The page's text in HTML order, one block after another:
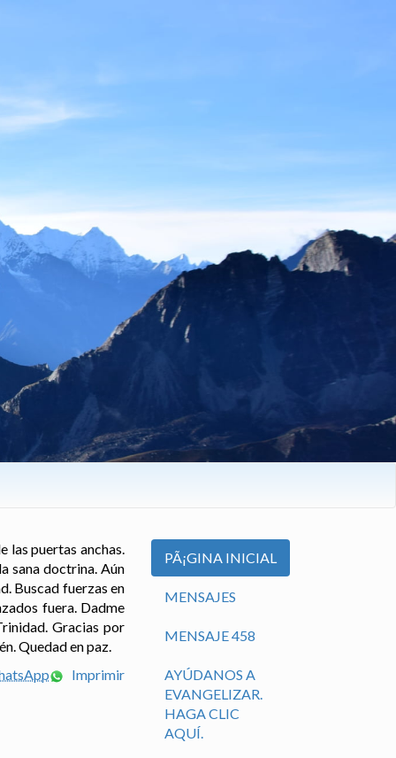
las puertas anchas.
sana doctrina. Aún
Buscad fuerzas en
fuera. Dadme
Gracias por
Quedad en paz.
Imprimir
PÃ¡GINA INICIAL
MENSAJES
MENSAJE 458
AYÚDANOS A
EVANGELIZAR.
HAGA CLIC
AQUÍ.